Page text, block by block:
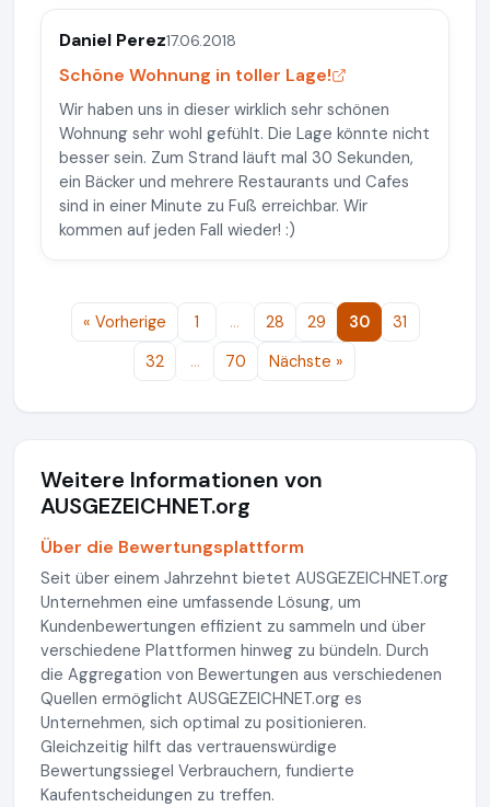
Daniel Perez17.06.2018
Schöne Wohnung in toller Lage!
Wir haben uns in dieser wirklich sehr schönen
Wohnung sehr wohl gefühlt. Die Lage könnte nicht
besser sein. Zum Strand läuft mal 30 Sekunden,
ein Bäcker und mehrere Restaurants und Cafes
sind in einer Minute zu Fuß erreichbar. Wir
kommen auf jeden Fall wieder! :)
« Vorherige 1 … 28 29 30
31
32
… 70 Nächste »
Weitere Informationen von
AUSGEZEICHNET.org
Über die Bewertungsplattform
Seit über einem Jahrzehnt bietet AUSGEZEICHNET.org
Unternehmen eine umfassende Lösung, um
Kundenbewertungen effizient zu sammeln und über
verschiedene Plattformen hinweg zu bündeln. Durch
die Aggregation von Bewertungen aus verschiedenen
Quellen ermöglicht AUSGEZEICHNET.org es
Unternehmen, sich optimal zu positionieren.
Gleichzeitig hilft das vertrauenswürdige
Bewertungssiegel Verbrauchern, fundierte
Kaufentscheidungen zu treffen.